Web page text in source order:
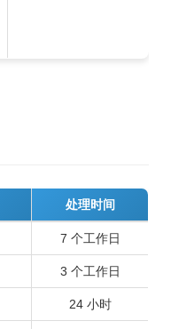
处理时间
7 个工作日
3 个工作日
24 小时